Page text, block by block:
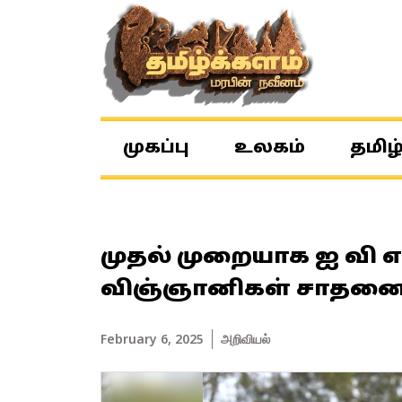
முகப்பு உலகம்
முதல் முறையாக ஐ வி
விஞ்ஞானிகள்
February 6, 2025 அறிவியல்